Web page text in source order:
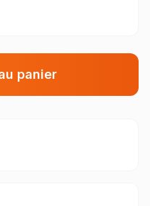
panier